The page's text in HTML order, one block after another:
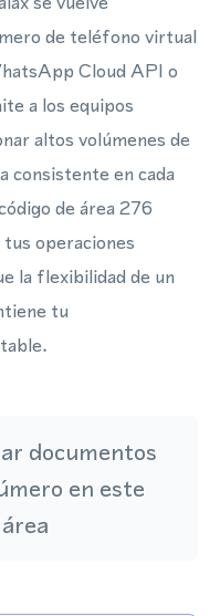
de teléfono virtual
Cloud API o
a los equipos
altos volúmenes de
consistente en cada
de área 276
operaciones
la flexibilidad de un
tu
documentos
en este